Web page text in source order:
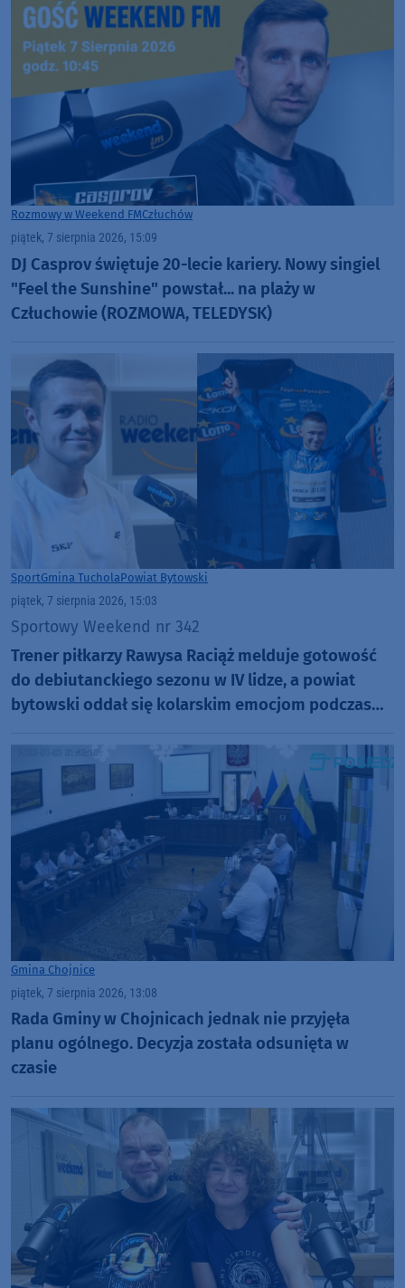
Rozmowy w Weekend FMCzłuchów
piątek, 7 sierpnia 2026, 15:09
DJ Casprov świętuje 20-lecie kariery. Nowy singiel
"Feel the Sunshine" powstał... na plaży w
Człuchowie (ROZMOWA, TELEDYSK)
SportGmina TucholaPowiat Bytowski
piątek, 7 sierpnia 2026, 15:03
Sportowy Weekend nr 342
Trener piłkarzy Rawysa Raciąż melduje gotowość
do debiutanckiego sezonu w IV lidze, a powiat
bytowski oddał się kolarskim emocjom podczas
Gmina Chojnice
piątek, 7 sierpnia 2026, 13:08
Rada Gminy w Chojnicach jednak nie przyjęła
planu ogólnego. Decyzja została odsunięta w
czasie